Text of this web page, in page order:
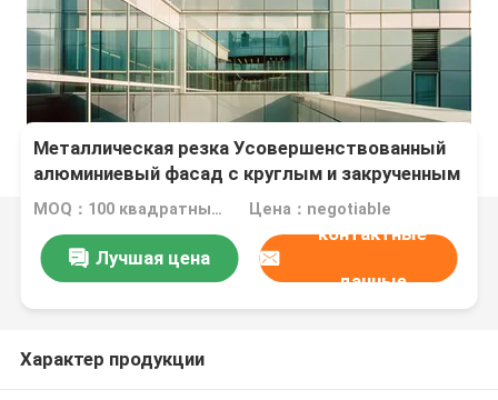
Металлическая резка Усовершенствованный
алюминиевый фасад с круглым и закрученным
краем
MOQ：100 квадратных метров Цена：negotiable
Лучшая цена
контактные
данные
Характер продукции